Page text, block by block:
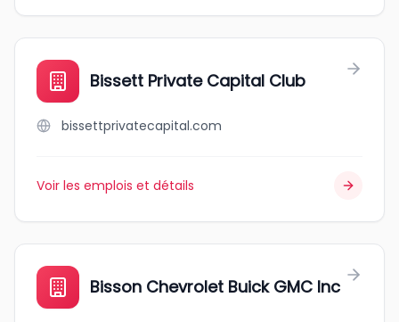
Bissett Private Capital Club
bissettprivatecapital.com
Voir les emplois et détails
Bisson Chevrolet Buick GMC Inc